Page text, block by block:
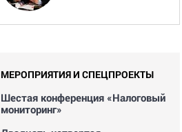
МЕРОПРИЯТИЯ И СПЕЦПРОЕКТЫ
Шестая конференция «Налоговый
мониторинг»